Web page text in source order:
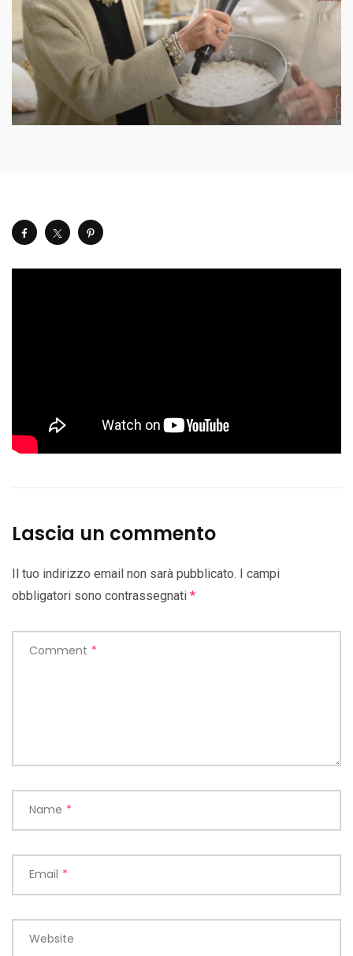
Lascia un commento
Il tuo indirizzo email non sarà pubblicato.
I campi
obbligatori sono contrassegnati *
Comment *
Name *
Email *
Website